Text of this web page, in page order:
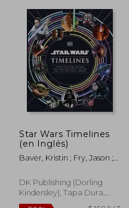
$ 12.535
Star Wars Timelines
(en Inglés)
Baver, Kristin ; Fry, Jason ;
DK Publishing (Dorling
Kindersley), Tapa Dura,
Nuevo